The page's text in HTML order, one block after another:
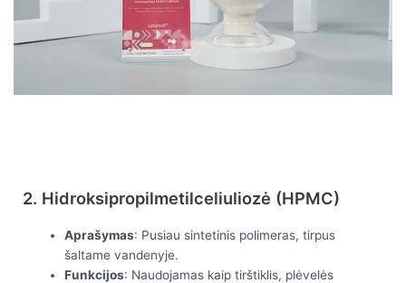
2. Hidroksipropilmetilceliuliozė (HPMC)
Aprašymas: Pusiau sintetinis polimeras, tirpus
šaltame vandenyje.
Funkcijos: Naudojamas kaip tirštiklis, plėvelės